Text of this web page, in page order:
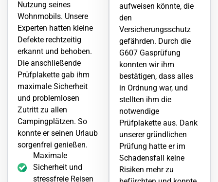
Nutzung seines
Wohnmobils. Unsere
Experten hatten kleine
Defekte rechtzeitig
erkannt und behoben.
Die anschließende
Prüfplakette gab ihm
maximale Sicherheit
und problemlosen
Zutritt zu allen
Campingplätzen. So
konnte er seinen Urlaub
sorgenfrei genießen.
Maximale
Sicherheit und
stressfreie Reisen
aufweisen könnte, die
den
Versicherungsschutz
gefährden. Durch die
G607 Gasprüfung
konnten wir ihm
bestätigen, dass alles
in Ordnung war, und
stellten ihm die
notwendige
Prüfplakette aus. Dank
unserer gründlichen
Prüfung hatte er im
Schadensfall keine
Risiken mehr zu